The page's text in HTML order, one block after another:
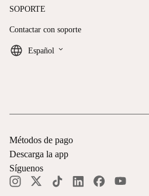
SOPORTE
Contactar con soporte
Español keyboard_arrow_down
Métodos de pago
Descarga la app
Síguenos